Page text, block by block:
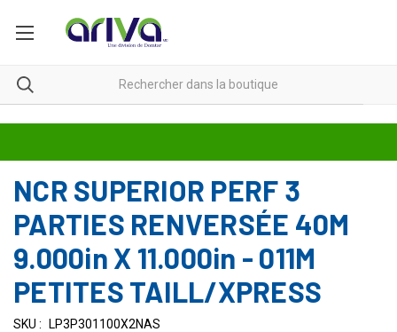
NCR SUPERIOR PERF 3
PARTIES RENVERSÉE 40M
9.000in X 11.000in - 011M
PETITES TAILL/XPRESS
SKU : LP3P301100X2NAS